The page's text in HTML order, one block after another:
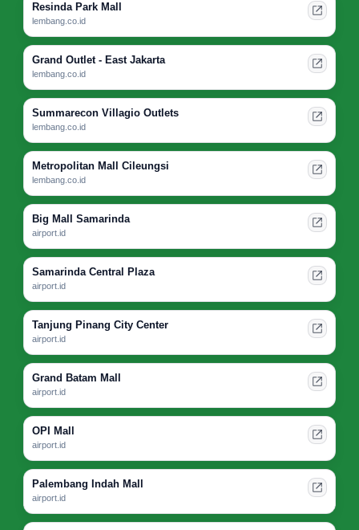
Resinda Park Mall
lembang.co.id
Grand Outlet - East Jakarta
lembang.co.id
Summarecon Villagio Outlets
lembang.co.id
Metropolitan Mall Cileungsi
lembang.co.id
Big Mall Samarinda
airport.id
Samarinda Central Plaza
airport.id
Tanjung Pinang City Center
airport.id
Grand Batam Mall
airport.id
OPI Mall
airport.id
Palembang Indah Mall
airport.id